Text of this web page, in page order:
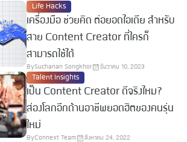
Life Hacks
เครื่องมือ ช่วยคิด ต่อยอดไอเดีย สำหรับ
สาย Content Creator ที่ใครก็
สามารถใช้ได้
BySuchanan Songkhor ธันวาคม 10, 2023
Talent Insights
เป็น Content Creator ดีจริงไหม?
ส่องโลกอีกด้านอาชีพยอดฮิตของคนรุ่น
ใหม่
ByConnext Team สิงหาคม 24, 2022